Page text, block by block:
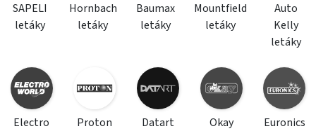
SAPELI
letáky
Hornbach
letáky
Baumax
letáky
Mountfield
letáky
Auto
Kelly
letáky
Electro
Proton
Datart
Okay
Euronics